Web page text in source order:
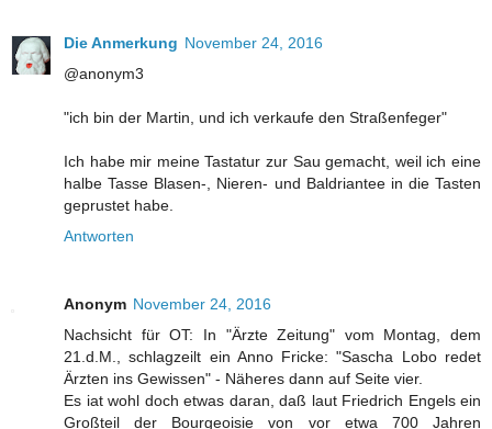
Die Anmerkung November 24, 2016
@anonym3
"ich bin der Martin, und ich verkaufe den Straßenfeger"
Ich habe mir meine Tastatur zur Sau gemacht, weil ich eine
halbe Tasse Blasen-, Nieren- und Baldriantee in die Tasten
geprustet habe.
Antworten
Anonym November 24, 2016
Nachsicht für OT: In "Ärzte Zeitung" vom Montag, dem
21.d.M., schlagzeilt ein Anno Fricke: "Sascha Lobo redet
Ärzten ins Gewissen" - Näheres dann auf Seite vier.
Es iat wohl doch etwas daran, daß laut Friedrich Engels ein
Großteil der Bourgeoisie von vor etwa 700 Jahren